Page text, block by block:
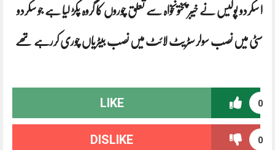
ا سکردو پولیس نے خیبر پختونخواہ سے تعلق چوروں کا گروہ پکڑ لیا ہے جو سکردو
سٹی میں نصب سولر سٹریٹ لائٹ میں نصب بیٹریاں چوری کررہے تھے
0
LIKE
0
DISLIKE